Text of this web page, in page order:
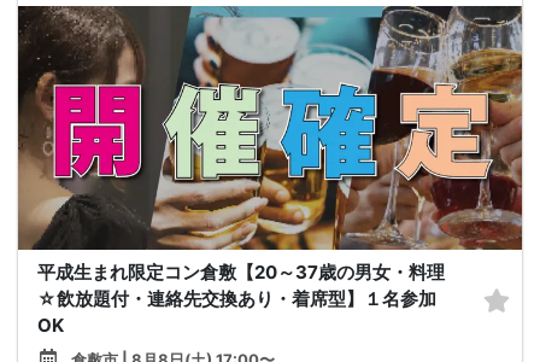
平成生まれ限定コン倉敷【20～37歳の男女・料理
☆飲放題付・連絡先交換あり・着席型】１名参加
OK